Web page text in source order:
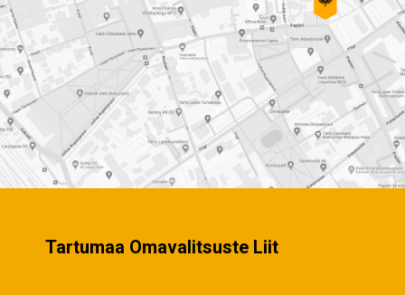
Tartumaa Omavalitsuste Liit